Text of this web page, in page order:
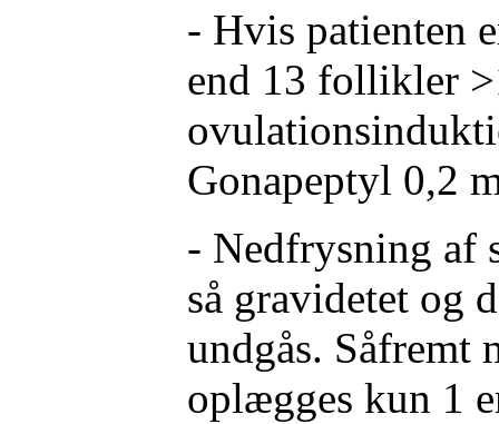
- Hvis patienten
end 13 follikler
Gonapeptyl 0,2
- Nedfrysning af
så gravidetet og
undgås. Såfremt
oplægges kun 1